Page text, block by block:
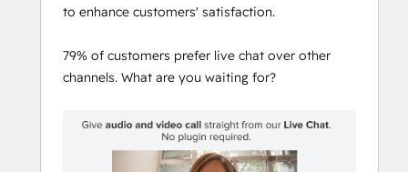
to enhance customers' satisfaction.
79% of customers prefer live chat over other
channels. What are you waiting for?